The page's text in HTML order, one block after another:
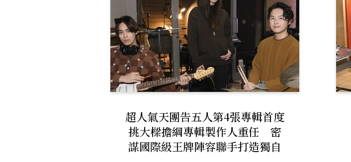
超人氣天團告五人第4張專輯首度
挑大樑擔綱專輯製作人重任 密
謀國際級王牌陣容聯手打造獨自